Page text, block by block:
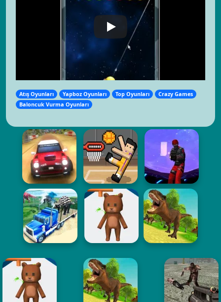
Atış Oyunları Yapboz Oyunları Top Oyunları
Crazy Games
Baloncuk Vurma Oyunları